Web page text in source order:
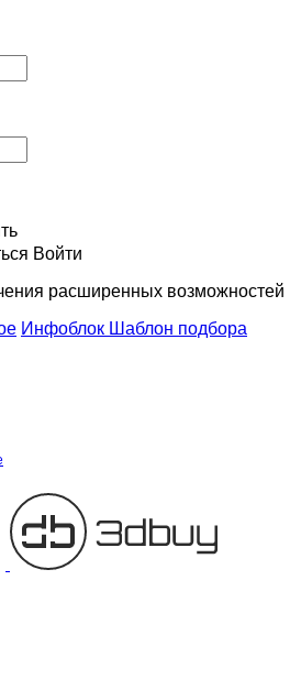
Войти
расширенных возможностей
Инфоблок Шаблон подбора